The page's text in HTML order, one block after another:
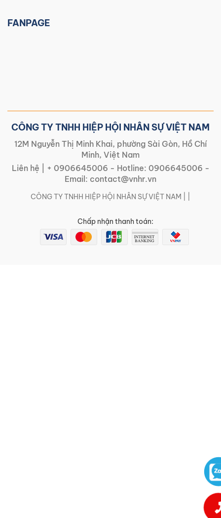
FANPAGE
CÔNG TY TNHH HIỆP HỘI NHÂN SỰ VIỆT NAM
12M Nguyễn Thị Minh Khai, phường Sài Gòn, Hồ Chí
Minh, Việt Nam
Liên hệ |
+ 0906645006 - Hotline: 0906645006 -
Email: contact@vnhr.vn
CÔNG TY TNHH HIỆP HỘI NHÂN SỰ VIỆT NAM | |
Chấp nhận thanh toán: